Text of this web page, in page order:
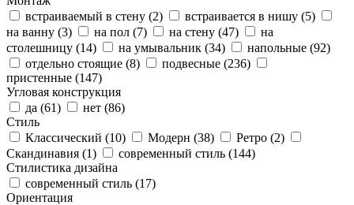
встраиваемый в стену (2) встраивается в нишу (5)
на ванну (3) на пол (7) на стену (47)
на
столешницу (14) на умывальник (34) напольные (92)
отдельно стоящие (8) подвесные (236)
пристенные (147)
Угловая конструкция
да (61) нет (86)
Стиль
Классический (10) Модерн (38) Ретро (2)
Скандинавия (1) современный стиль (144)
Стилистика дизайна
современный стиль (17)
Ориентация